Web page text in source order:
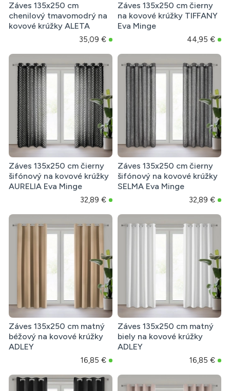
Záves 135x250 cm
chenilový tmavomodrý na
kovové krúžky ALETA
35,09 €
Záves 135x250 cm čierny
na kovové krúžky TIFFANY
Eva Minge
44,95 €
Záves 135x250 cm čierny
šifónový na kovové krúžky
AURELIA Eva Minge
32,89 €
Záves 135x250 cm čierny
šifónový na kovové krúžky
SELMA Eva Minge
32,89 €
Záves 135x250 cm matný
béžový na kovové krúžky
ADLEY
16,85 €
Záves 135x250 cm matný
biely na kovové krúžky
ADLEY
16,85 €